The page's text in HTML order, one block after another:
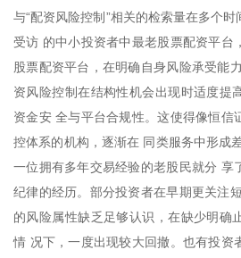
与“配资风险控制”相关的检索量在多个时
受访 的中小投资者中最老股票配资平台
股票配资平台，在明确自身风险承受能
资风险控制在结构性机会出现时适度提
资金安 全与平台合规性。这使得像恒信
控体系的机构，逐渐在 同类服务中形成
一位拥有多年交易经验的老股民就分 享
纪律的经历。部分投资者在早期更关注
的风险属性缺乏足够认识，在缺少明确
情 况下，一度出现较大回撤。也有投资